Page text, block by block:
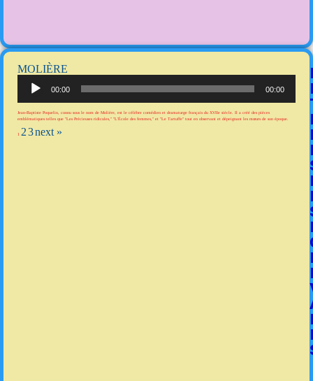
MOLIÈRE
00:00 00:00
Jean-Baptiste Poquelin, connu sous le nom de Molière, est le célèbre comédien et dramaturge français du XVIIe siècle. Il a créé des pièces
emblématiques telles que "Les Précieuses ridicules," "L'École des femmes," et "Le Tartuffe" tout en observant et dépeignant les mœurs de son époque.
1 23next »